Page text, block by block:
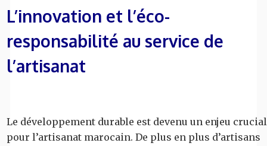
L’innovation et l’éco-
responsabilité au service de
l’artisanat
Le développement durable est devenu un enjeu crucial
pour l’artisanat marocain. De plus en plus d’artisans